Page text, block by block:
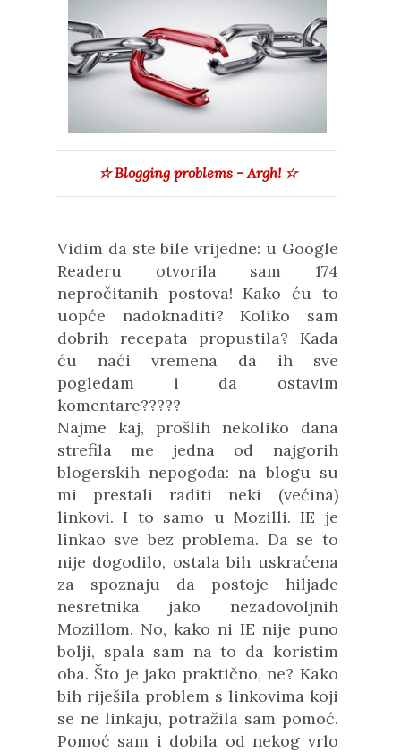
☆Blogging problems - Argh! ☆
Vidim da ste bile vrijedne: u Google
Readeru otvorila sam 174
nepročitanih postova! Kako ću to
uopće nadoknaditi? Koliko sam
dobrih recepata propustila? Kada
ću naći vremena da ih sve
pogledam i da ostavim
komentare?????
Najme kaj, prošlih nekoliko dana
strefila me jedna od najgorih
blogerskih nepogoda: na blogu su
mi prestali raditi neki (većina)
linkovi. I to samo u Mozilli. IE je
linkao sve bez problema. Da se to
nije dogodilo, ostala bih uskraćena
za spoznaju da postoje hiljade
nesretnika jako nezadovoljnih
Mozillom. No, kako ni IE nije puno
bolji, spala sam na to da koristim
oba. Što je jako praktično, ne? Kako
bih riješila problem s linkovima koji
se ne linkaju, potražila sam pomoć.
Pomoć sam i dobila od nekog vrlo